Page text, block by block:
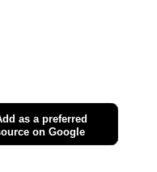
as a preferred
on Google